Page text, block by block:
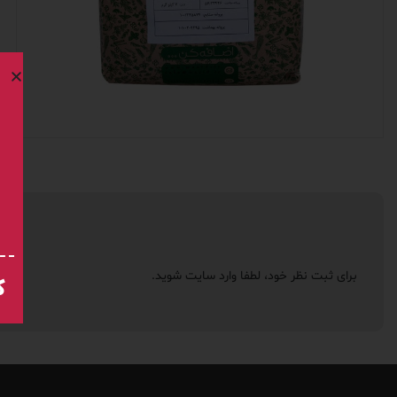
برای ثبت نظر خود، لطفا وارد سایت شوید.